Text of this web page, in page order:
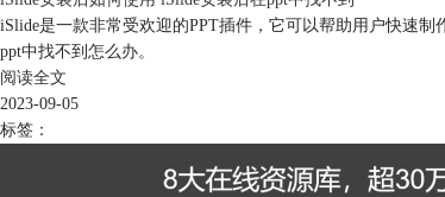
iSlide是一款非常受欢迎的PPT插件，它可以帮助用户快速
ppt中找不到怎么办。
阅读全文
2023-09-05
标签：